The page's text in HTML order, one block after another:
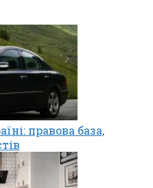
правова база,